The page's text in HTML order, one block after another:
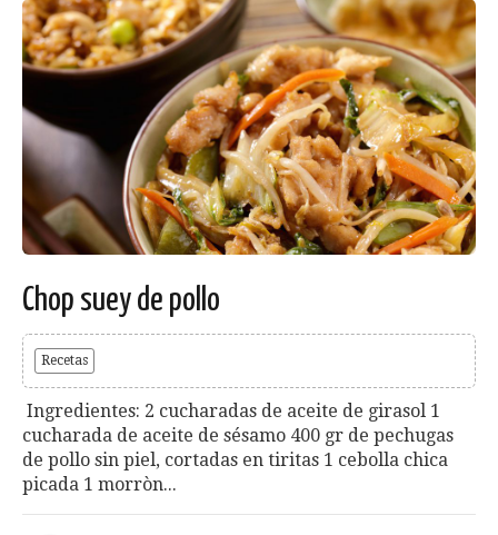
Chop suey de pollo
Recetas
Ingredientes: 2 cucharadas de aceite de girasol 1
cucharada de aceite de sésamo 400 gr de pechugas
de pollo sin piel, cortadas en tiritas 1 cebolla chica
picada 1 morròn...